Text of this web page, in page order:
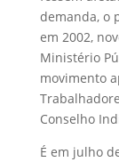
demanda, o
em 2002,
Ministério
movimento
Conselho
É em julho